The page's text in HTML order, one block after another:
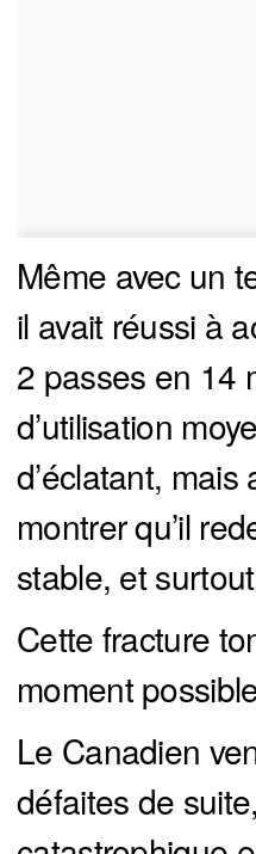
Même avec un
il avait réussi à
2 passes en 14
d’utilisation
d’éclatant, mais
montrer qu’il
stable, et
Cette fracture
moment
Le Canadien
défaites de